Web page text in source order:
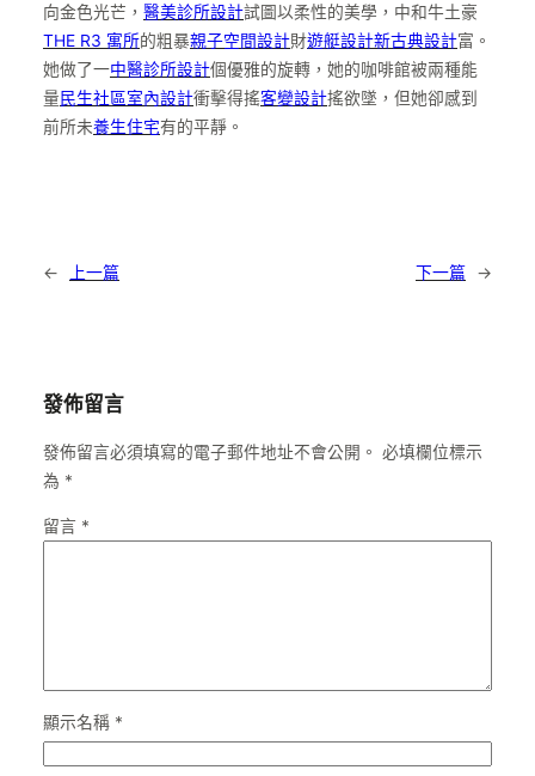
向金色光芒， 醫美診所設計試圖以柔性的美學，中和牛土豪
THE R3 寓所的粗暴親子空間設計財遊艇設計新古典設計富。
她做了一中醫診所設計個優雅的旋轉，她的咖啡館被兩種能
量民生社區室內設計衝擊得搖客變設計搖欲墜，但她卻感到
前所未養生住宅有的平靜。
← 上一篇 下一篇 →
發佈留言
發佈留言必須填寫的電子郵件地址不會公開。 必填欄位標示
為 *
留言 *
顯示名稱 *